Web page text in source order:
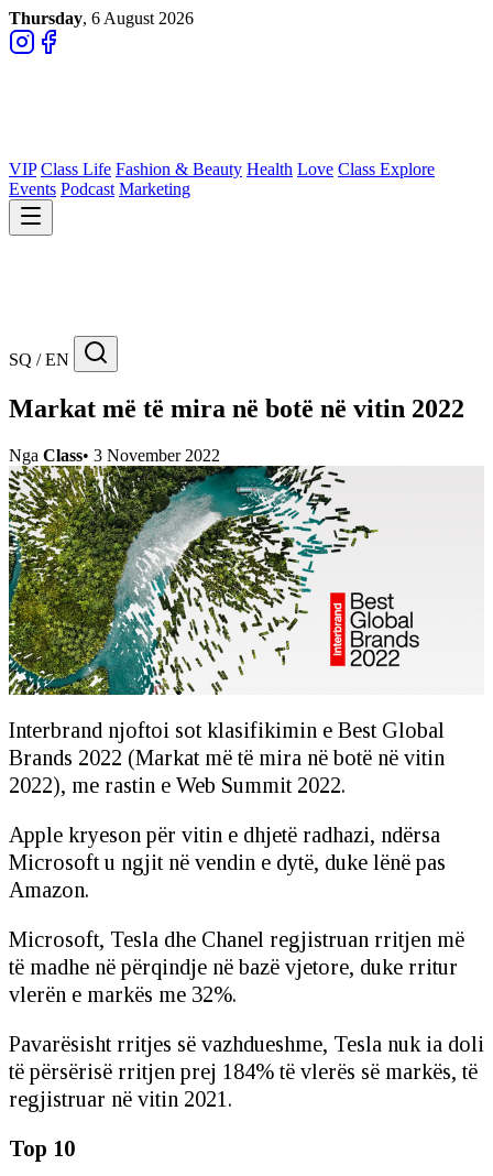
Thursday, 6 August 2026
VIP Class Life Fashion & Beauty Health Love Class Explore
Events Podcast Marketing
SQ / EN
Markat më të mira në botë në vitin 2022
Nga Class• 3 November 2022
Interbrand njoftoi sot klasifikimin e Best Global
Brands 2022 (Markat më të mira në botë në vitin
2022), me rastin e Web Summit 2022.
Apple kryeson për vitin e dhjetë radhazi, ndërsa
Microsoft u ngjit në vendin e dytë, duke lënë pas
Amazon.
Microsoft, Tesla dhe Chanel regjistruan rritjen më
të madhe në përqindje në bazë vjetore, duke rritur
vlerën e markës me 32%.
Pavarësisht rritjes së vazhdueshme, Tesla nuk ia doli
të përsërisë rritjen prej 184% të vlerës së markës, të
regjistruar në vitin 2021.
Top 10